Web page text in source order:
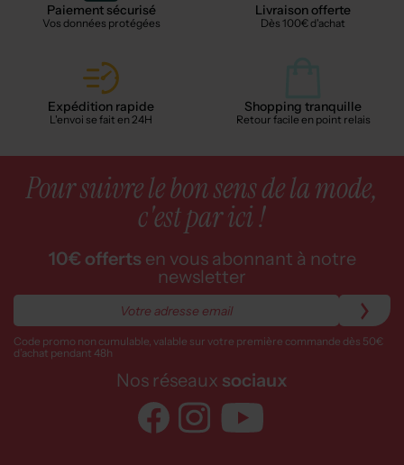
Paiement sécurisé
Vos données protégées
Livraison offerte
Dès 100€ d'achat
Expédition rapide
L'envoi se fait en 24H
Shopping tranquille
Retour facile en point relais
Pour suivre le bon sens de la mode,
c'est par ici !
10€ offerts en vous abonnant à notre
newsletter
Code promo non cumulable, valable sur votre première commande dès 50€
d’achat pendant 48h
Nos réseaux sociaux